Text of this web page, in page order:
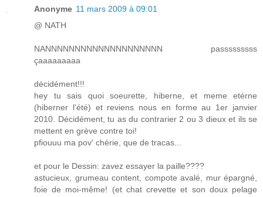
Anonyme 11 mars 2009 à 09:01
@ NATH
NANNNNNNNNNNNNNNNNNNNN passsssssss
çaaaaaaaaa
décidément!!!
hey tu sais quoi soeurette, hiberne, et meme etérne
(hiberner l'été) et reviens nous en forme au 1er janvier
2010. Décidément, tu as du contrarier 2 ou 3 dieux et ils se
mettent en grève contre toi!
pfiouuu ma pov' chérie, que de tracas...
et pour le Dessin: zavez essayer la paille????
astucieux, grumeau content, compote avalé, mur épargné,
foie de moi-même! (et chat crevette et son doux pelage